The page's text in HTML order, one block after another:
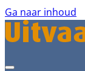
Ga naar inhoud